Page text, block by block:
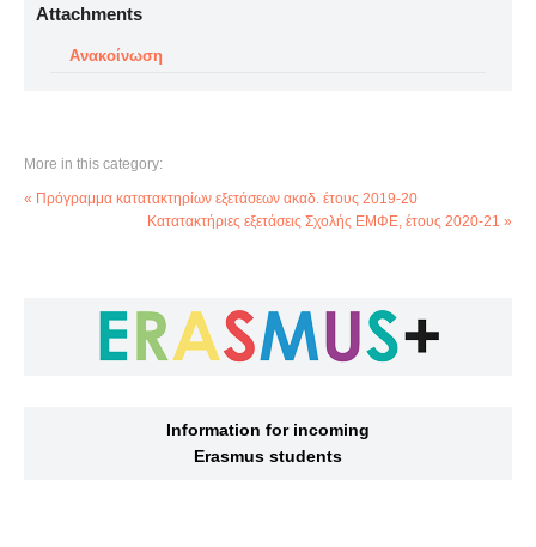
Attachments
Ανακοίνωση
More in this category:
« Πρόγραμμα κατατακτηρίων εξετάσεων ακαδ. έτους 2019-20
Κατατακτήριες εξετάσεις Σχολής ΕΜΦΕ, έτους 2020-21 »
Information for incoming
Erasmus students